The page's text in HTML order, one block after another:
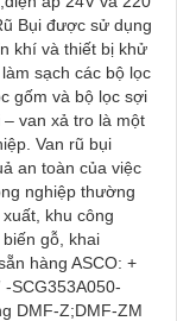
Bụi được sử dụng
khí và thiết bị khử
sạch các bộ lọc
gốm và bộ lọc sợi
van xả tro là một
Van rũ bụi
an toàn của việc
nghiệp thường
khu công
gỗ, khai
hàng ASCO: +
SCG353A050-
DMF-Z;DMF-ZM